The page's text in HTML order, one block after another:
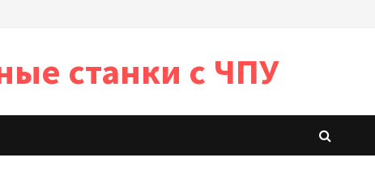
станки с ЧПУ